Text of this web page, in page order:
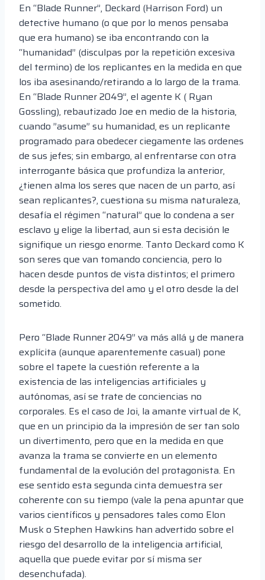
En “Blade Runner”, Deckard (Harrison Ford) un
detective humano (o que por lo menos pensaba
que era humano) se iba encontrando con la
“humanidad” (disculpas por la repetición excesiva
del termino) de los replicantes en la medida en que
los iba asesinando/retirando a lo largo de la trama.
En “Blade Runner 2049”, el agente K ( Ryan
Gossling), rebautizado Joe en medio de la historia,
cuando ”asume” su humanidad, es un replicante
programado para obedecer ciegamente las ordenes
de sus jefes; sin embargo, al enfrentarse con otra
interrogante básica que profundiza la anterior,
¿tienen alma los seres que nacen de un parto, así
sean replicantes?, cuestiona su misma naturaleza,
desafía el régimen “natural” que lo condena a ser
esclavo y elige la libertad, aun si esta decisión le
signifique un riesgo enorme. Tanto Deckard como K
son seres que van tomando conciencia, pero lo
hacen desde puntos de vista distintos; el primero
desde la perspectiva del amo y el otro desde la del
sometido.
Pero “Blade Runner 2049” va más allá y de manera
explícita (aunque aparentemente casual) pone
sobre el tapete la cuestión referente a la
existencia de las inteligencias artificiales y
autónomas, así se trate de conciencias no
corporales. Es el caso de Joi, la amante virtual de K,
que en un principio da la impresión de ser tan solo
un divertimento, pero que en la medida en que
avanza la trama se convierte en un elemento
fundamental de la evolución del protagonista. En
ese sentido esta segunda cinta demuestra ser
coherente con su tiempo (vale la pena apuntar que
varios científicos y pensadores tales como Elon
Musk o Stephen Hawkins han advertido sobre el
riesgo del desarrollo de la inteligencia artificial,
aquella que puede evitar por sí misma ser
desenchufada).